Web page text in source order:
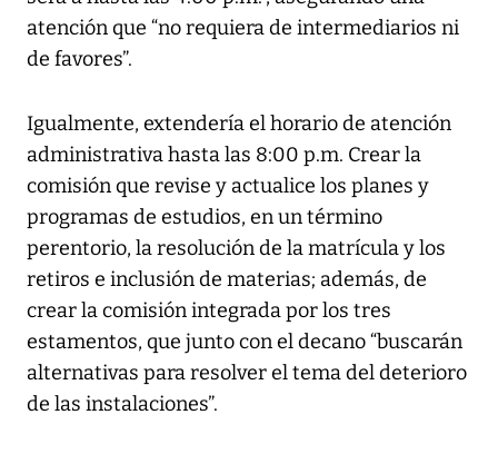
atención que “no requiera de intermediarios ni
de favores”.
Igualmente, extendería el horario de atención
administrativa hasta las 8:00 p.m. Crear la
comisión que revise y actualice los planes y
programas de estudios, en un término
perentorio, la resolución de la matrícula y los
retiros e inclusión de materias; además, de
crear la comisión integrada por los tres
estamentos, que junto con el decano “buscarán
alternativas para resolver el tema del deterioro
de las instalaciones”.